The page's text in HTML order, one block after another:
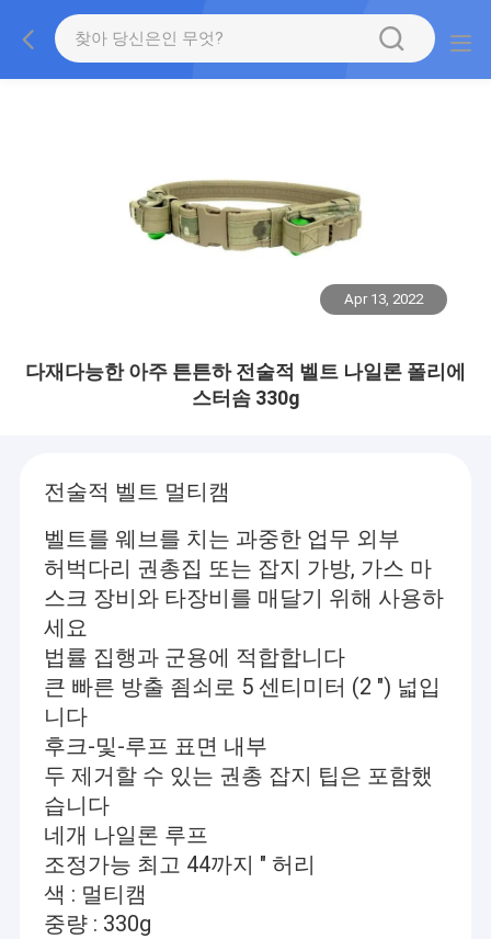
Apr 13, 2022
다재다능한 아주 튼튼하 전술적 벨트 나일론 폴리에
스터솜 330g
전술적 벨트 멀티캠
벨트를 웨브를 치는 과중한 업무 외부
허벅다리 권총집 또는 잡지 가방, 가스 마
스크 장비와 타장비를 매달기 위해 사용하
세요
법률 집행과 군용에 적합합니다
큰 빠른 방출 죔쇠로 5 센티미터 (2 ") 넓입
니다
후크-및-루프 표면 내부
두 제거할 수 있는 권총 잡지 팁은 포함했
습니다
네개 나일론 루프
조정가능 최고 44까지 " 허리
색 : 멀티캠
중량 : 330g